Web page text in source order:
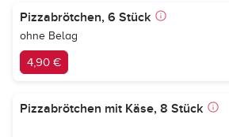
Pizzabrötchen, 6 Stück
ohne Belag
4,90 €
Pizzabrötchen mit Käse, 8 Stück